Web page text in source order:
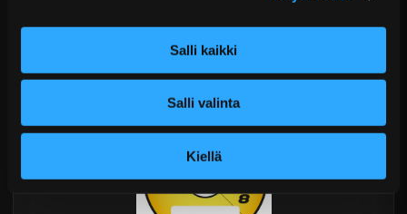
Salli kaikki
Salli valinta
Kiellä
Toimitus arviolta 20 arkipäivää (jälkitoimitus)